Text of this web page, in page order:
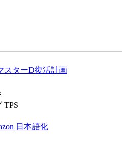
スターD復活計画
TPS
日本語化